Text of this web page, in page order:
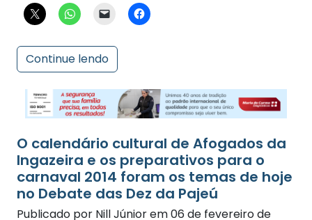
Ingazeira e os preparativos para o
carnaval 2014 foram os temas de hoje
no Debate das Dez da Pajeú
Publicado por Nill Júnior em 06 de fevereiro de
2014